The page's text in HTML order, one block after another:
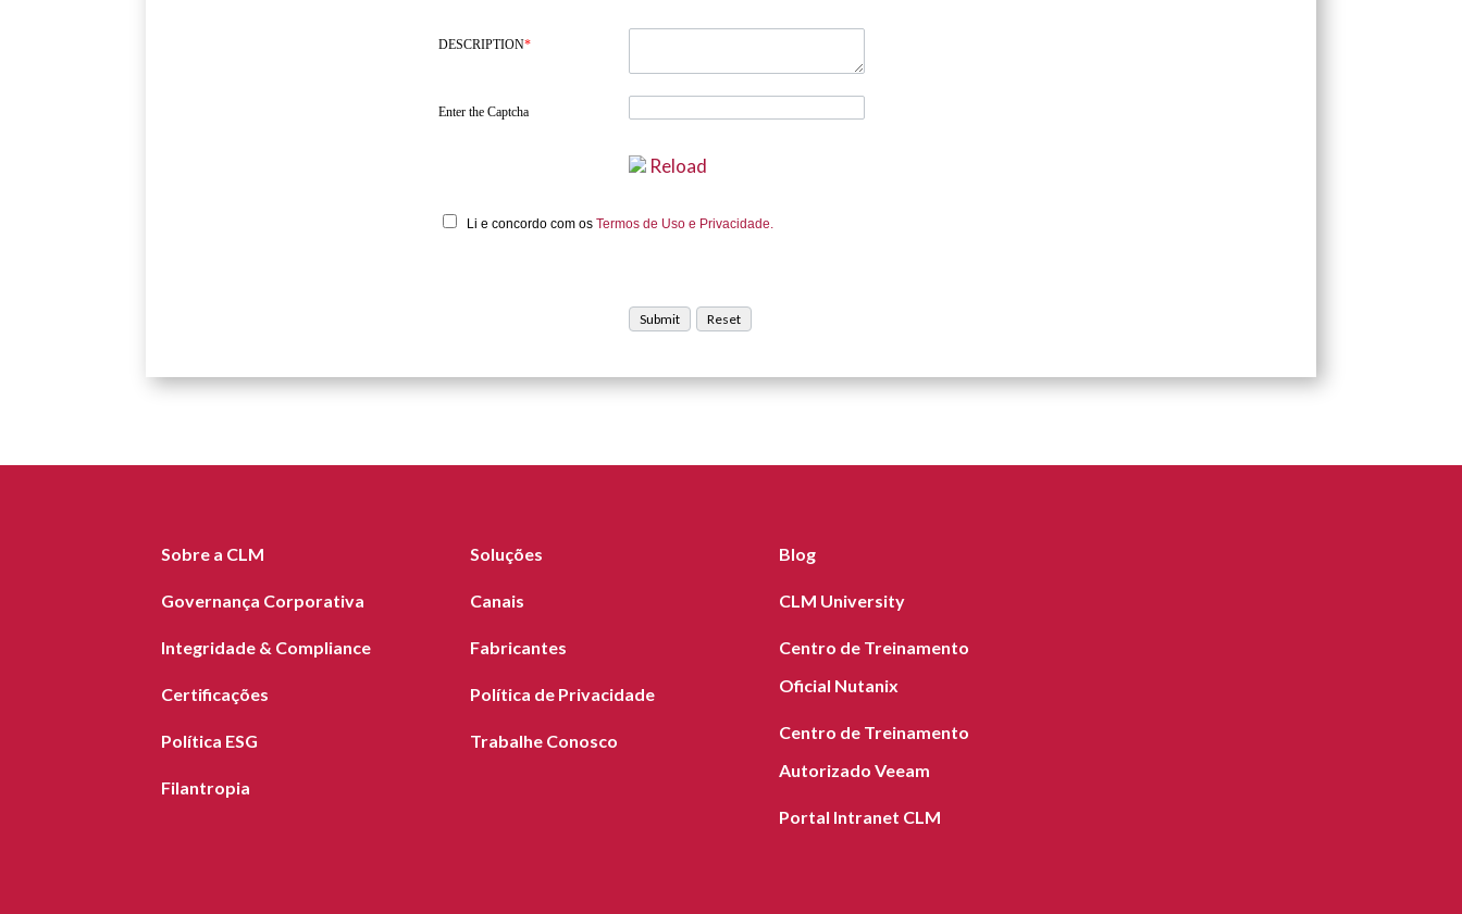
DESCRIPTION*
Enter the Captcha
Reload
Li e concordo com os Termos de Uso e Privacidade.
Sobre a CLM
Governança Corporativa
Integridade & Compliance
Certificações
Política ESG
Filantropia
Soluções
Canais
Fabricantes
Política de Privacidade
Trabalhe Conosco
Blog
CLM University
Centro de Treinamento
Oficial Nutanix
Centro de Treinamento
Autorizado Veeam
Portal Intranet CLM